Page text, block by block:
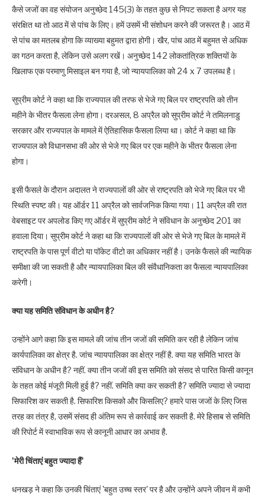
कैसे जजों का वह संयोजन अनुच्छेद 145(3) के तहत कुछ से निपट सकता है अगर यह
संरक्षित था तो आठ में से पांच के लिए। हमें उसमें भी संशोधन करने की जरूरत है। आठ में
से पांच का मतलब होगा कि व्याख्या बहुमत द्वारा होगी। खैर, पांच आठ में बहुमत से अधिक
का गठन करता है, लेकिन उसे अलग रखें। अनुच्छेद 142 लोकतांत्रिक शक्तियों के
खिलाफ एक परमाणु मिसाइल बन गया है, जो न्यायपालिका को 24 x 7 उपलब्ध है।
सुप्रीम कोर्ट ने कहा था कि राज्यपाल की तरफ से भेजे गए बिल पर राष्ट्रपति को तीन
महीने के भीतर फैसला लेना होगा। दरअसल, 8 अप्रैल को सुप्रीम कोर्ट ने तमिलनाडु
सरकार और राज्यपाल के मामले में ऐतिहासिक फैसला लिया था। कोर्ट ने कहा था कि
राज्यपाल को विधानसभा की ओर से भेजे गए बिल पर एक महीने के भीतर फैसला लेना
होगा।
इसी फैसले के दौरान अदालत ने राज्यपालों की ओर से राष्ट्रपति को भेजे गए बिल पर भी
स्थिति स्पष्ट की। यह ऑर्डर 11 अप्रैल को सार्वजनिक किया गया। 11 अप्रैल की रात
वेबसाइट पर अपलोड किए गए ऑर्डर में सुप्रीम कोर्ट ने संविधान के अनुच्छेद 201 का
हवाला दिया। सुप्रीम कोर्ट ने कहा था कि राज्यपालों की ओर से भेजे गए बिल के मामले में
राष्ट्रपति के पास पूर्ण वीटो या पॉकेट वीटो का अधिकार नहीं है। उनके फैसले की न्यायिक
समीक्षा की जा सकती है और न्यायपालिका बिल की संवैधानिकता का फैसला न्यायपालिका
करेगी।
क्या यह समिति संविधान के अधीन है?
उन्होंने आगे कहा कि इस मामले की जांच तीन जजों की समिति कर रही है लेकिन जांच
कार्यपालिका का क्षेत्र है. जांच न्यायपालिका का क्षेत्र नहीं है. क्या यह समिति भारत के
संविधान के अधीन है? नहीं. क्या तीन जजों की इस समिति को संसद से पारित किसी कानून
के तहत कोई मंजूरी मिली हुई है? नहीं. समिति क्या कर सकती है? समिति ज्यादा से ज्यादा
सिफारिश कर सकती है. सिफारिश किसको और किसलिए? हमारे पास जजों के लिए जिस
तरह का तंत्र है, उसमें संसद ही अंतिम रूप से कार्रवाई कर सकती है. मेरे हिसाब से समिति
की रिपोर्ट में स्वाभाविक रूप से कानूनी आधार का अभाव है.
'मेरी चिंताएं बहुत ज्यादा हैं'
धनखड़ ने कहा कि उनकी चिंताएं 'बहुत उच्च स्तर' पर है और उन्होंने अपने जीवन में कभी